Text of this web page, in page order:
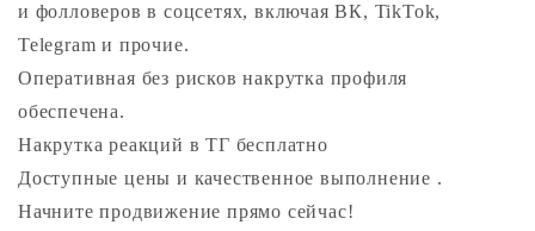
и фолловеров в соцсетях, включая ВК, TikTok,
Telegram и прочие.
Оперативная без рисков накрутка профиля
обеспечена.
Накрутка реакций в ТГ бесплатно
Доступные цены и качественное выполнение .
Начните продвижение прямо сейчас!